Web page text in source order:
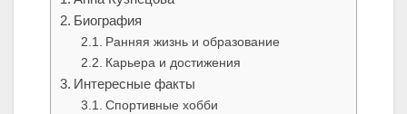
Биография
Ранняя жизнь и образование
Карьера и достижения
Интересные факты
Спортивные хобби